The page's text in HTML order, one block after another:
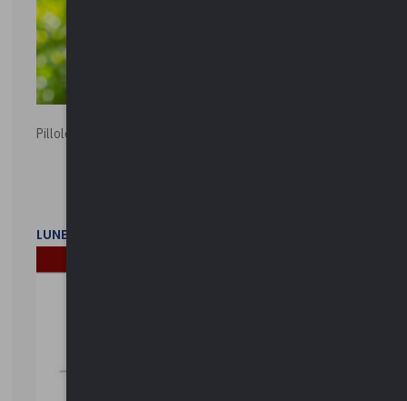
Pillole ambientali | 2026
LUNEDì 2 FEBBRAIO 2026